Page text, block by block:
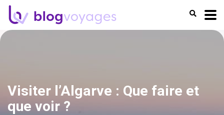
Visiter l’Algarve : Que faire et
que voir ?